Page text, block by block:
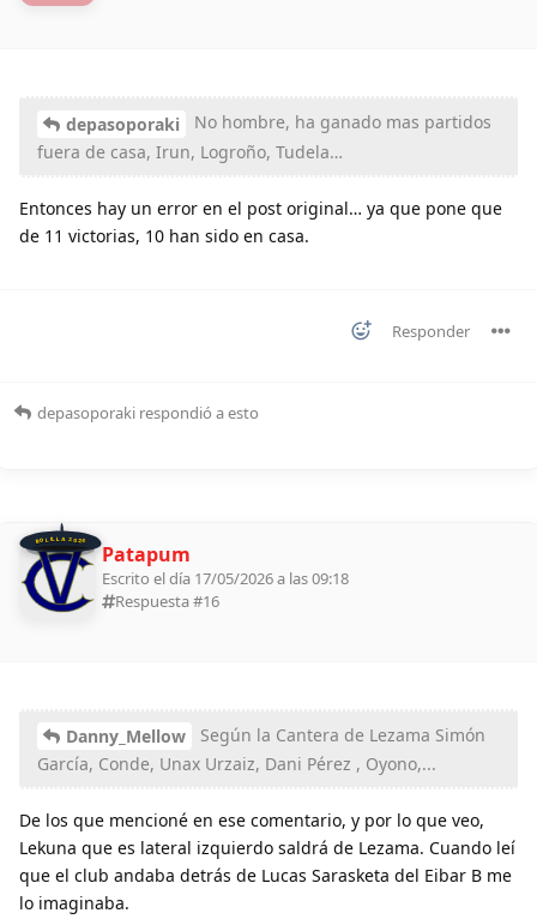
depasoporaki
No hombre, ha ganado mas partidos
fuera de casa, Irun, Logroño, Tudela…
Entonces hay un error en el post original… ya que pone que
de 11 victorias, 10 han sido en casa.
Responder
depasoporaki respondió a esto
BOLILLA 2026 Patapum
Escrito el día 17/05/2026 a las 09:18
Respuesta #16
Danny_Mellow
Según la Cantera de Lezama Simón
García, Conde, Unax Urzaiz, Dani Pérez , Oyono,...
De los que mencioné en ese comentario, y por lo que veo,
Lekuna que es lateral izquierdo saldrá de Lezama. Cuando leí
que el club andaba detrás de Lucas Sarasketa del Eibar B me
lo imaginaba.